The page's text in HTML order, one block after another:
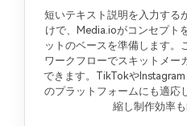
短いテキスト説明を入力する
けで、Media.ioがコンセプト
ットのベースを準備します。
ワークフローでスキットメー
できます。TikTokや
のプラットフォームにも適応
縮し制作効率も